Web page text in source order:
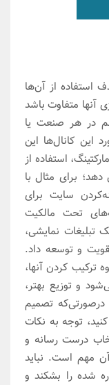
استفاده از آن‌ها
آنها متفاوت باشد
در هر صنعت یا
این کانال‌ها این
استفاده از
برای مثال با
سایت برای
تحت مالکیت
تبلیغات نمایشی،
و توسعه داد.
ترکیب کردن آنها،
و توزیع بهتر،
درصورتی‌که تصمیم
توجه به نکات
درست رسانه و
مهم است. نباید
شده را بشکند و